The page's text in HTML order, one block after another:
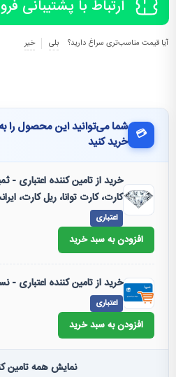
ارتباط با پشتیبانی
آیا قیمت مناسب‌تری سراغ دارید؟ بلی خیر
💳 شما می‌توانید این محصول را
خرید کنید
خرید از تامین کننده اعتباری -
کارت، کارت توانا، ریل کارت،
اعتباری
افزودن به سبد خرید
خرید از تامین کننده اعتباری -
اعتباری
افزودن به سبد خرید
نمایش همه تامین